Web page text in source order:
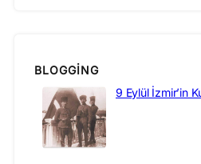
BLOGGING
9 Eylül İzmir’in